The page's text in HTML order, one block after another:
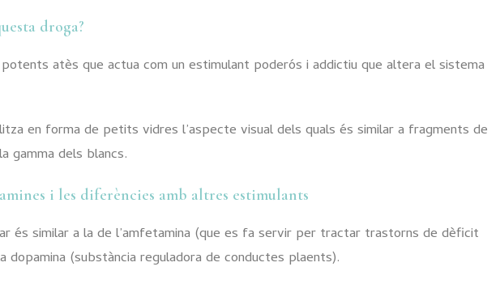
droga?
atès que actua com un estimulant poderós i addictiu que altera el sistema
en forma de petits vidres l’aspecte visual dels quals és similar a fragments de
gamma dels blancs.
i les diferències amb altres estimulants
és similar a la de l’amfetamina (que es fa servir per tractar trastorns de dèficit
dopamina (substància reguladora de conductes plaents).